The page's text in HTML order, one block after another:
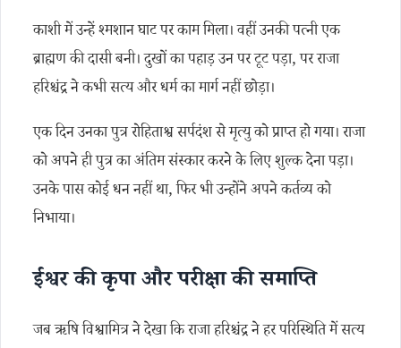
काशी में उन्हें श्मशान घाट पर काम मिला। वहीं उनकी पत्नी एक
ब्राह्मण की दासी बनी। दुखों का पहाड़ उन पर टूट पड़ा, पर राजा
हरिश्चंद्र ने कभी सत्य और धर्म का मार्ग नहीं छोड़ा।
एक दिन उनका पुत्र रोहिताश्व सर्पदंश से मृत्यु को प्राप्त हो गया। राजा
को अपने ही पुत्र का अंतिम संस्कार करने के लिए शुल्क देना पड़ा।
उनके पास कोई धन नहीं था, फिर भी उन्होंने अपने कर्तव्य को
निभाया।
ईश्वर की कृपा और परीक्षा की समाप्ति
जब ऋषि विश्वामित्र ने देखा कि राजा हरिश्चंद्र ने हर परिस्थिति में सत्य